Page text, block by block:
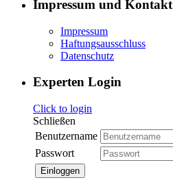
Impressum und Kontakt
Impressum
Haftungsausschluss
Datenschutz
Experten Login
Click to login
Schließen
Benutzername
Passwort
Einloggen